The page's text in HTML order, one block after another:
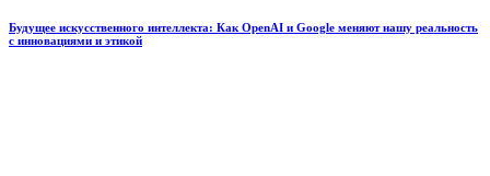
Будущее искусственного интеллекта: Как OpenAI и Google меняют нашу реальность
с инновациями и этикой